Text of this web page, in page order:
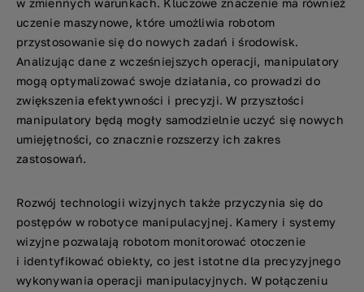
w zmiennych warunkach. Kluczowe znaczenie ma również
uczenie maszynowe, które umożliwia robotom
przystosowanie się do nowych zadań i środowisk.
Analizując dane z wcześniejszych operacji, manipulatory
mogą optymalizować swoje działania, co prowadzi do
zwiększenia efektywności i precyzji. W przyszłości
manipulatory będą mogły samodzielnie uczyć się nowych
umiejętności, co znacznie rozszerzy ich zakres
zastosowań.
Rozwój technologii wizyjnych także przyczynia się do
postępów w robotyce manipulacyjnej. Kamery i systemy
wizyjne pozwalają robotom monitorować otoczenie
i identyfikować obiekty, co jest istotne dla precyzyjnego
wykonywania operacji manipulacyjnych. W połączeniu